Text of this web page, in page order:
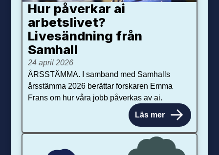
Hur påverkar ai
arbetslivet?
Livesändning från
Samhall
24 april 2026
ÅRSSTÄMMA. I samband med Samhalls
årsstämma 2026 berättar forskaren Emma
Frans om hur våra jobb påverkas av ai.
Läs mer